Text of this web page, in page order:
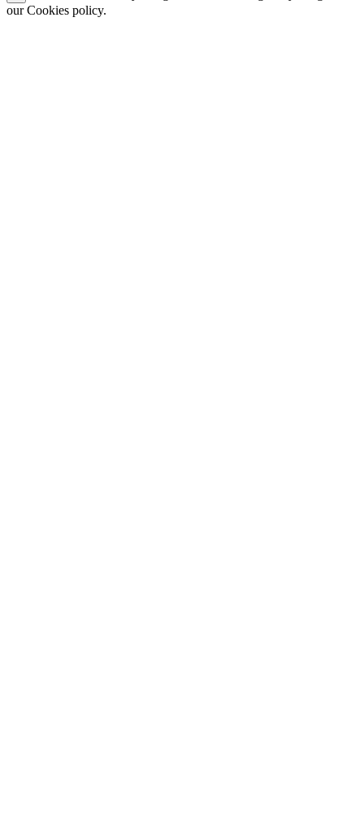
our Cookies policy.